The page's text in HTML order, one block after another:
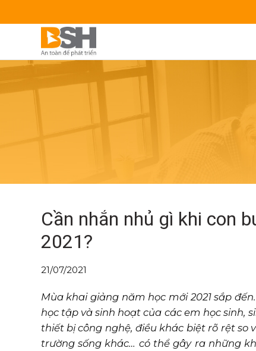
Cần nhắn nhủ gì khi con
2021?
21/07/2021
Mùa khai giảng năm học mới 2021 sắp
học tập và sinh hoạt của các em học sinh,
thiết bị công nghệ, điều khác biệt rõ rệt so
trường sống khác… có thể gây ra những